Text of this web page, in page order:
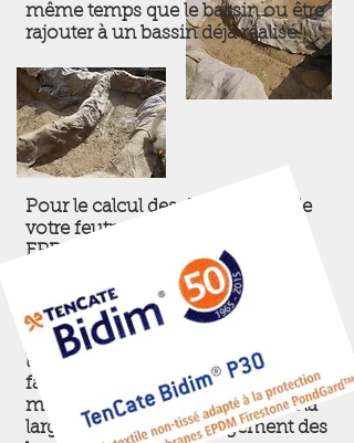
même temps que le bassin ou être
rajouter à un bassin déjà réalisé.
Pour le calcul des dimensions de
votre feutre et de votre Bâche
EPDM, la façon la plus sur est de
prendre un décamètre souple afin
de pouvoir suivre exactement le
relief de votre terrassement ce qui
vous donnera au centimètre près la
longueur et la largeur qu'il vous
faudra sans oublier de rajouter un
mètre de plus sur la longueur et la
largeur pour les aménagement des